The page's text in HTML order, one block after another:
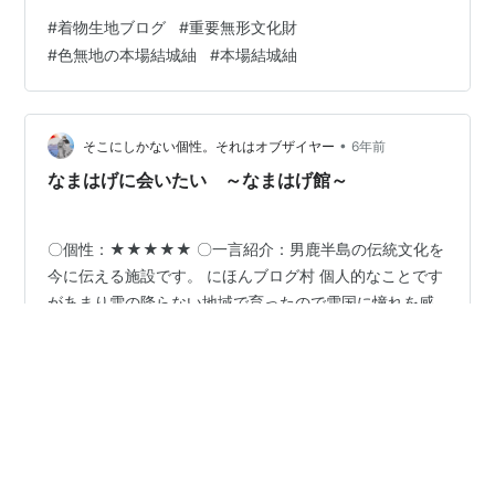
それ以上に永くある、生きた証となるようなもの。その
重みを負えるほどの「もの」はあまり多くはありませ
ん。本場結城紬は、そうした数すくないもののひとつで
す。「三代着て味が出る」といわれる紬の最高峰「結
城」は、茨城県や栃木県が主な生産地で軽くてふんわり
暖かく身体を包み込んでくれ…
#着物生地ブログ #重要無形文化財
#色無地の本場結城紬 #本場結城紬
そこにしかない個性。それはオブザイヤー • 6年前
なまはげに会いたい ～なまはげ館～